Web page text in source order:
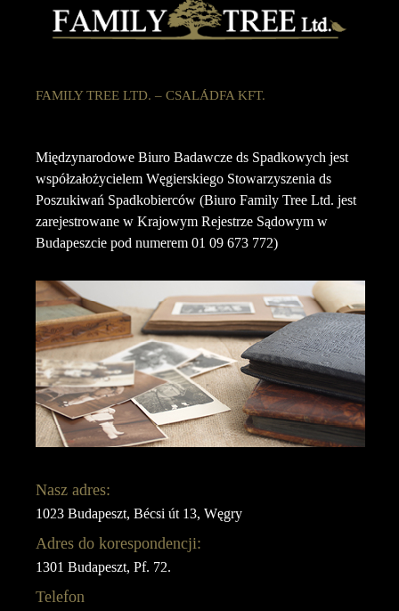
FAMILY TREE LTD. – CSALÁDFA KFT.
Międzynarodowe Biuro Badawcze ds Spadkowych jest
współzałożycielem Węgierskiego Stowarzyszenia ds
Poszukiwań Spadkobierców (Biuro Family Tree Ltd. jest
zarejestrowane w Krajowym Rejestrze Sądowym w
Budapeszcie pod numerem 01 09 673 772)
Nasz adres:
1023 Budapeszt, Bécsi út 13, Węgry
Adres do korespondencji:
1301 Budapeszt, Pf. 72.
Telefon